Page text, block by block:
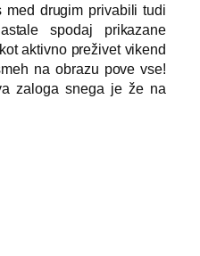
drugim privabili tudi
spodaj prikazane
aktivno preživet vikend
na obrazu pove vse!
zaloga snega je že na